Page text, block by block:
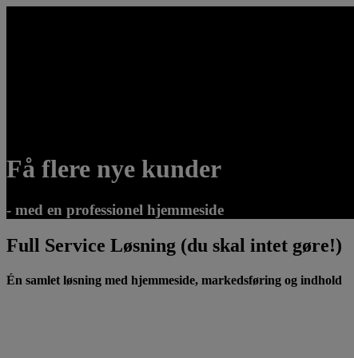
Få flere nye kunder
- med en professionel hjemmeside
Full Service Løsning (du skal intet gøre!)
Én samlet løsning med hjemmeside, markedsføring og indhold